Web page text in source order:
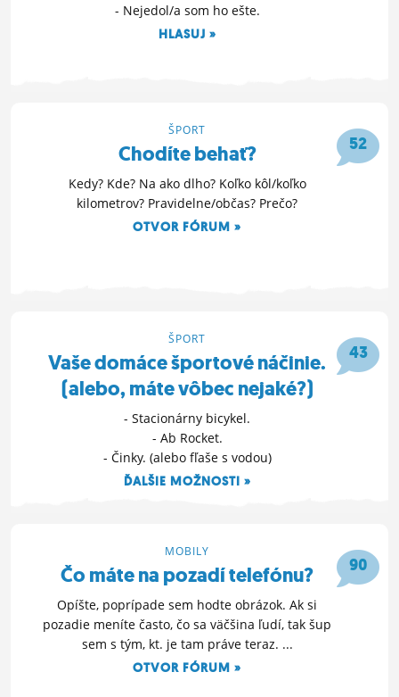
- Nejedol/a som ho ešte.
HLASUJ »
52
ŠPORT
Chodíte behať?
Kedy? Kde? Na ako dlho? Koľko kôl/koľko
kilometrov? Pravidelne/občas? Prečo?
OTVOR FÓRUM »
43
ŠPORT
Vaše domáce športové náčinie.
(alebo, máte vôbec nejaké?)
- Stacionárny bicykel.
- Ab Rocket.
- Činky. (alebo fľaše s vodou)
ĎALŠIE MOŽNOSTI »
90
MOBILY
Čo máte na pozadí telefónu?
Opíšte, poprípade sem hodte obrázok. Ak si
pozadie meníte často, čo sa väčšina ľudí, tak šup
sem s tým, kt. je tam práve teraz. ...
OTVOR FÓRUM »